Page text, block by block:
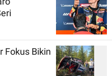
Fokus Bikin